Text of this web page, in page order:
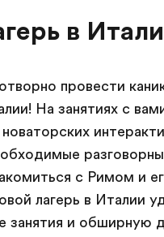
в
провести
На занятиях с
с Римом и
лагерь в Италии
занятия и обширную